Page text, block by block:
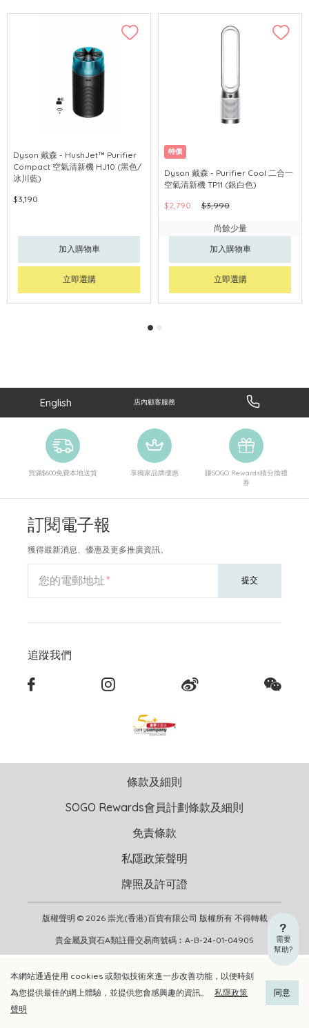
加入購物車 立即選購
Dyson 戴森 - HushJet™ Purifier
Compact 空氣清新機 HJ10 (黑色/
冰川藍)
$3,190
加入購物車
立即選購
特價
Dyson 戴森 - Purifier Cool 二合一
空氣清新機 TP11 (銀白色)
$2,790
$3,990
尚餘少量
加入購物車
立即選購
本網站通過使用 cookies 或類似技術來進一步改善功能，以便時刻
為您提供最佳的網上體驗，並提供您會感興趣的資訊。
私隱政策
聲明
同意
需要
幫助?
English 店內顧客服務
買滿$600免費本地送貨 享獨家品牌優惠
賺SOGO Rewards積分換禮
券
訂閱電子報
獲得最新消息、優惠及更多推廣資訊。
您的電郵地址 提交
追蹤我們
版權聲明 © 2026 崇光(香港)百貨有限公司 版權所有 不得轉載
貴金屬及寶石A類註冊交易商號碼︰A-B-24-01-04905
條款及細則
SOGO Rewards會員計劃條款及細則
免責條款
私隱政策聲明
牌照及許可證